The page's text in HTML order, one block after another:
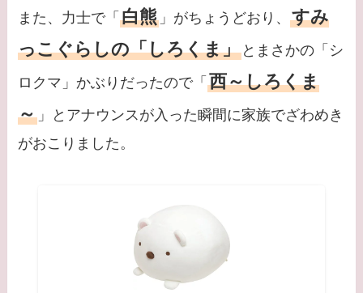
また、力士で「白熊 」がちょうどおり、すみ
っこぐらしの「しろくま」 とまさかの「シ
ロクマ」かぶりだったので「西～しろくま
～ 」とアナウンスが入った瞬間に家族でざわめき
がおこりました。